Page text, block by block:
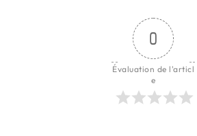
0
Évaluation de l'articl
e